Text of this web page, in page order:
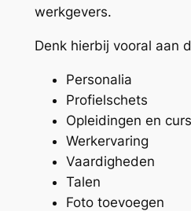
werkgevers.
Denk hierbij vooral aan
Personalia
Profielschets
Opleidingen en
Werkervaring
Vaardigheden
Talen
Foto toevoegen